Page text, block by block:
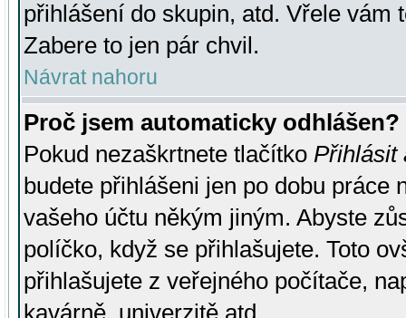
přihlášení do skupin, atd. Vřele vám
Zabere to jen pár chvil.
Návrat nahoru
Proč jsem automaticky odhlášen?
Pokud nezaškrtnete tlačítko Přihlásit
budete přihlášeni jen po dobu práce
vašeho účtu někým jiným. Abyste
políčko, když se přihlašujete. Toto
přihlašujete z veřejného počítače,
kavárně, univerzitě atd.